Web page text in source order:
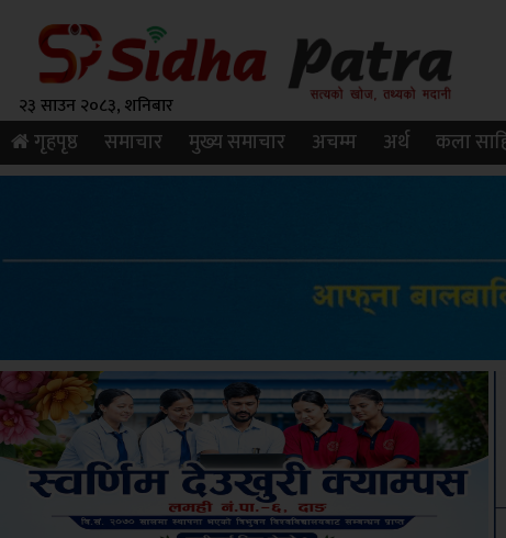
२३ साउन २०८३, शनिबार
गृहपृष्ठ समाचार मुख्य समाचार अचम्म अर्थ कला